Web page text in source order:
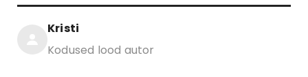
Kristi
Kodused lood autor